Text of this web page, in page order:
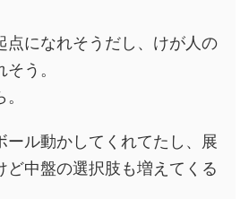
点になれそうだし、けが人の
う。
ール動かしてくれてたし、展
ど中盤の選択肢も増えてくる